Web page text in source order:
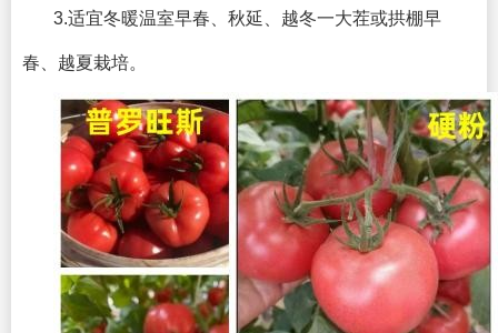
3.适宜冬暖温室早春、秋延、越冬一大茬或拱棚早
春、越夏栽培。